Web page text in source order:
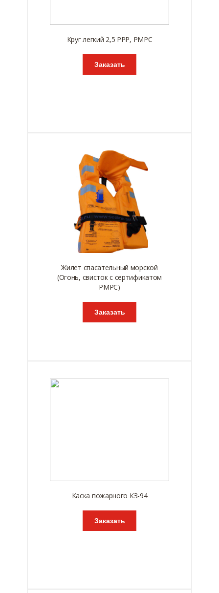
Круг легкий 2,5 РРР, РМРС
Заказать
Жилет спасательный морской
(Огонь, свисток с сертификатом
РМРС)
Заказать
Каска пожарного КЗ-94
Заказать